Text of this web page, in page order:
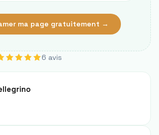
ma page gratuitement →
6 avis